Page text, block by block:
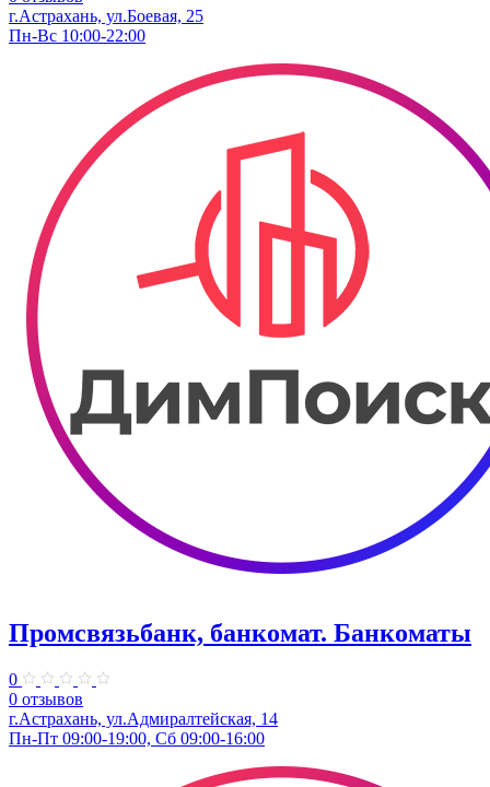
г.Астрахань, ул.Боевая, 25
Пн-Вс 10:00-22:00
Промсвязьбанк, банкомат. Банкоматы
0
0 отзывов
г.Астрахань, ул.Адмиралтейская, 14
Пн-Пт 09:00-19:00, Сб 09:00-16:00